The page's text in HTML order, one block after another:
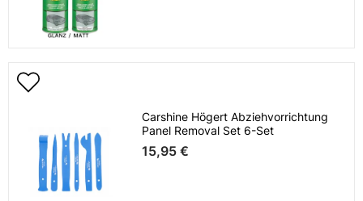
Carshine Högert Abziehvorrichtung
Panel Removal Set 6-Set
15,95 €